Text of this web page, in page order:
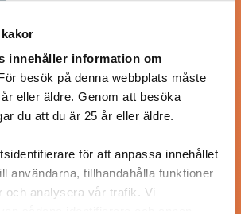
innehåller information om
besök på denna webbplats måste
eller äldre. Genom att besöka
du att du är 25 år eller äldre.
för att anpassa innehållet
användarna, tillhandahålla funktioner
och analysera vår trafik. Vi